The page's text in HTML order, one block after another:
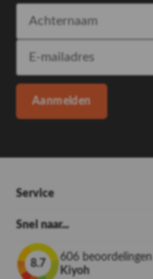
Aanmelden
Service
Snel naar...
8.7
606 beoordelingen
Kiyoh